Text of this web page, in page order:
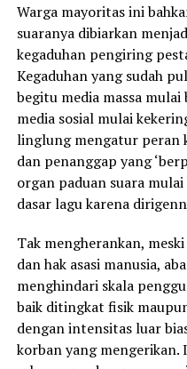
Warga mayoritas ini
suaranya dibiarkan
kegaduhan pengiring
Kegaduhan yang sudah
begitu media massa
media sosial mulai
linglung mengatur peran
dan penanggap yang
organ paduan suara
dasar lagu karena
Tak mengherankan,
dan hak asasi manusia,
menghindari skala
baik ditingkat fisik
dengan intensitas luar
korban yang mengerikan.